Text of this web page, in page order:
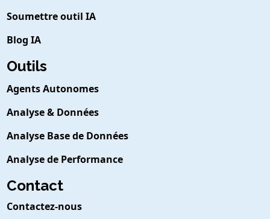
Soumettre outil IA
Blog IA
Outils
Agents Autonomes
Analyse & Données
Analyse Base de Données
Analyse de Performance
Contact
Contactez-nous